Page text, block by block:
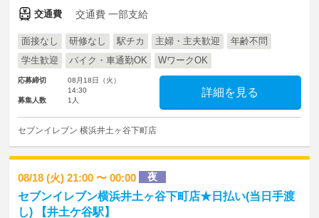
交通費 交通費 一部支給
面接なし 研修なし 駅チカ 主婦・主夫歓迎
年齢不問
学生歓迎
バイク・車通勤OK WワークOK
応募締切
08月18日（火）
14:30
募集人数
1人
詳細を見る
セブンイレブン 横浜井土ヶ谷下町店
08/18 (火) 21:00 〜 00:00 夜
セブンイレブン横浜井土ヶ谷下町店★日払い(当日手渡
し) 【井土ケ谷駅】